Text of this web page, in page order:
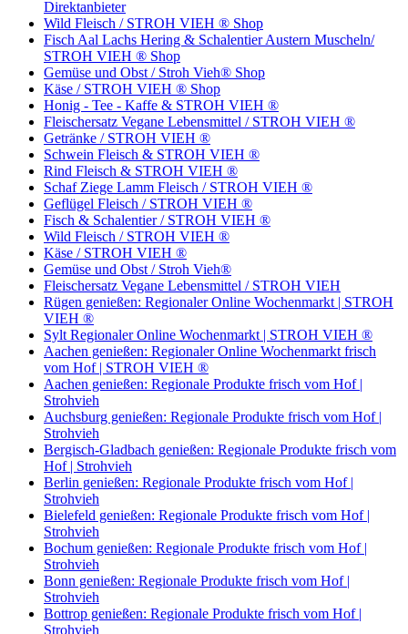
Direktanbieter
Wild Fleisch / STROH VIEH ® Shop
Fisch Aal Lachs Hering & Schalentier Austern Muscheln/
STROH VIEH ® Shop
Gemüse und Obst / Stroh Vieh® Shop
Käse / STROH VIEH ® Shop
Honig - Tee - Kaffe & STROH VIEH ®
Fleischersatz Vegane Lebensmittel / STROH VIEH ®
Getränke / STROH VIEH ®
Schwein Fleisch & STROH VIEH ®
Rind Fleisch & STROH VIEH ®
Schaf Ziege Lamm Fleisch / STROH VIEH ®
Geflügel Fleisch / STROH VIEH ®
Fisch & Schalentier / STROH VIEH ®
Wild Fleisch / STROH VIEH ®
Käse / STROH VIEH ®
Gemüse und Obst / Stroh Vieh®
Fleischersatz Vegane Lebensmittel / STROH VIEH
Rügen genießen: Regionaler Online Wochenmarkt | STROH
VIEH ®
Sylt Regionaler Online Wochenmarkt | STROH VIEH ®
Aachen genießen: Regionaler Online Wochenmarkt frisch
vom Hof | STROH VIEH ®
Aachen genießen: Regionale Produkte frisch vom Hof |
Strohvieh
Auchsburg genießen: Regionale Produkte frisch vom Hof |
Strohvieh
Bergisch-Gladbach genießen: Regionale Produkte frisch vom
Hof | Strohvieh
Berlin genießen: Regionale Produkte frisch vom Hof |
Strohvieh
Bielefeld genießen: Regionale Produkte frisch vom Hof |
Strohvieh
Bochum genießen: Regionale Produkte frisch vom Hof |
Strohvieh
Bonn genießen: Regionale Produkte frisch vom Hof |
Strohvieh
Bottrop genießen: Regionale Produkte frisch vom Hof |
Strohvieh